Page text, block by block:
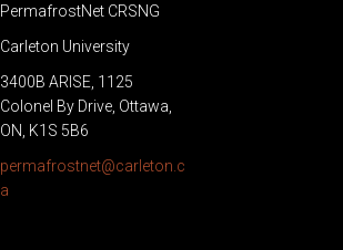
PermafrostNet CRSNG
Carleton University
3400B ARISE, 1125
Colonel By Drive, Ottawa,
ON, K1S 5B6
permafrostnet@carleton.c
a